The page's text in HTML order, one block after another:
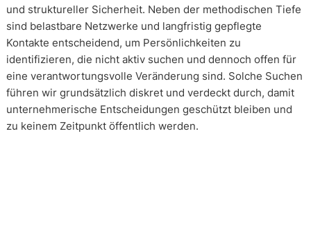
und struktureller Sicherheit. Neben der methodischen Tiefe
sind belastbare Netzwerke und langfristig gepflegte
Kontakte entscheidend, um Persönlichkeiten zu
identifizieren, die nicht aktiv suchen und dennoch offen für
eine verantwortungsvolle Veränderung sind. Solche Suchen
führen wir grundsätzlich diskret und verdeckt durch, damit
unternehmerische Entscheidungen geschützt bleiben und
zu keinem Zeitpunkt öffentlich werden.